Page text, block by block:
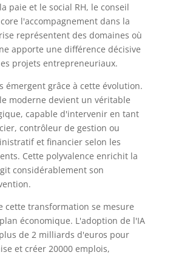
paie et le social RH, le conseil
l'accompagnement dans la
représentent des domaines où
apporte une différence décisive
projets entrepreneuriaux.
émergent grâce à cette évolution.
moderne devient un véritable
capable d'intervenir en tant
contrôleur de gestion ou
et financier selon les
Cette polyvalence enrichit la
considérablement son
cette transformation se mesure
économique. L'adoption de l'IA
de 2 milliards d'euros pour
et créer 20000 emplois,